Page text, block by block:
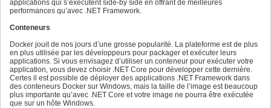
applications qui s’exécutent side-by side en offrant de meilleures
performances qu’avec .NET Framework.
Conteneurs
Docker jouit de nos jours d’une grosse popularité. La plateforme est de plus
en plus utilisée par les développeurs pour packager et exécuter leurs
applications. Si vous envisagez d’utiliser un conteneur pour exécuter votre
application, vous devez choisir .NET Core pour développer cette dernière.
Certes il est possible de déployer des applications .NET Framework dans
des conteneurs Docker sur Windows, mais la taille de l’image est beaucoup
plus importante qu’avec .NET Core et votre image ne pourra être exécutée
que sur un hôte Windows.